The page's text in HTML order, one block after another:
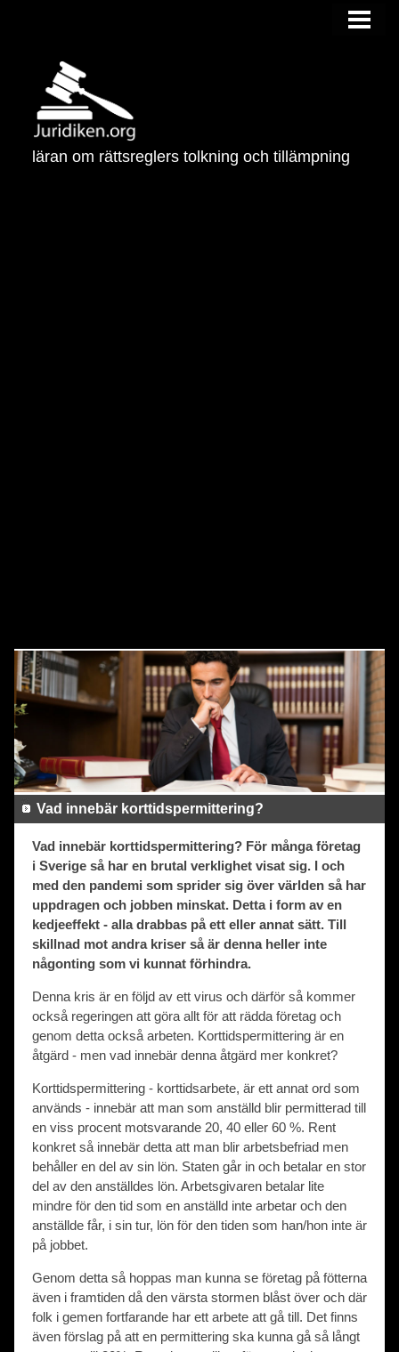
JURIDISKA OMRÅDEN
NÄR BEHÖVS EN JURIST
läran om rättsreglers tolkning och tillämpning
Vad innebär korttidspermittering?
Vad innebär korttidspermittering? För många företag
i Sverige så har en brutal verklighet visat sig. I och
med den pandemi som sprider sig över världen så har
uppdragen och jobben minskat. Detta i form av en
kedjeeffekt - alla drabbas på ett eller annat sätt. Till
skillnad mot andra kriser så är denna heller inte
någonting som vi kunnat förhindra.
Denna kris är en följd av ett virus och därför så kommer
också regeringen att göra allt för att rädda företag och
genom detta också arbeten. Korttidspermittering är en
åtgärd - men vad innebär denna åtgärd mer konkret?
Korttidspermittering - korttidsarbete, är ett annat ord som
används - innebär att man som anställd blir permitterad till
en viss procent motsvarande 20, 40 eller 60 %. Rent
konkret så innebär detta att man blir arbetsbefriad men
behåller en del av sin lön. Staten går in och betalar en stor
del av den anställdes lön. Arbetsgivaren betalar lite
mindre för den tid som en anställd inte arbetar och den
anställde får, i sin tur, lön för den tiden som han/hon inte är
på jobbet.
Genom detta så hoppas man kunna se företag på fötterna
även i framtiden då den värsta stormen blåst över och där
folk i gemen fortfarande har ett arbete att gå till. Det finns
även förslag på att en permittering ska kunna gå så långt